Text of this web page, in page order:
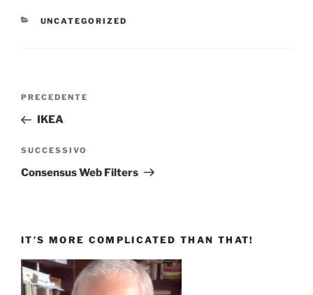
CATEGORIE
UNCATEGORIZED
Navigazione
Articolo
precedente:
PRECEDENTE
IKEA
Articolo
successivo
SUCCESSIVO
Consensus Web Filters
IT’S MORE COMPLICATED THAN THAT!